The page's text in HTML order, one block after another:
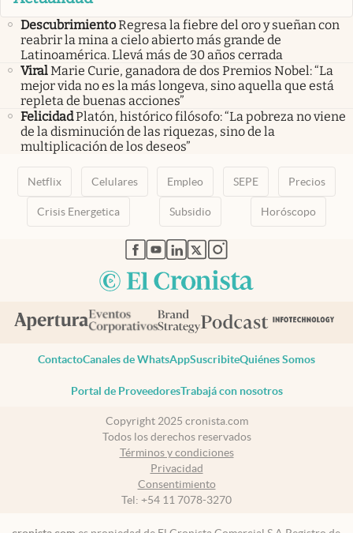
DescubrimientoRegresa la fiebre del oro y sueñan con
reabrir la mina a cielo abierto más grande de
Latinoamérica. Llevá más de 30 años cerrada
ViralMarie Curie, ganadora de dos Premios Nobel: “La
mejor vida no es la más longeva, sino aquella que está
repleta de buenas acciones”
FelicidadPlatón, histórico filósofo: “La pobreza no viene
de la disminución de las riquezas, sino de la
multiplicación de los deseos”
Netflix Celulares Empleo SEPE Precios
Crisis Energetica Subsidio Horóscopo
abre en nueva pestaña
abre en nueva pestaña
abre en nueva pestaña
abre en nueva pestaña
abre en nueva pestaña
ContactoCanales de WhatsAppSuscribiteQuiénes Somos
Portal de ProveedoresTrabajá con nosotros
Copyright 2025 cronista.com
Todos los derechos reservados
Términos y condiciones
Privacidad
Consentimiento
Tel: +54 11 7078-3270